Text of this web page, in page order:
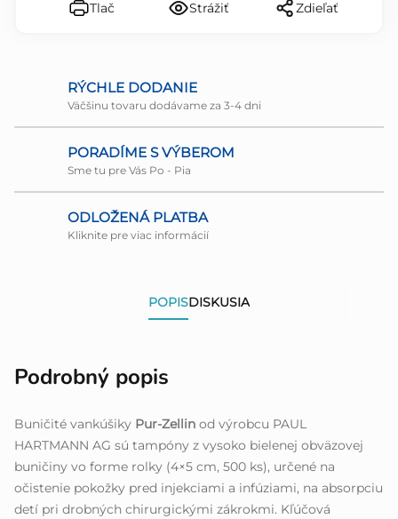
Tlač
Strážiť Zdieľať
RÝCHLE DODANIE
Väčšinu tovaru dodávame za 3-4 dni
PORADÍME S VÝBEROM
Sme tu pre Vás Po - Pia
ODLOŽENÁ PLATBA
Kliknite pre viac informácií
POPISDISKUSIA
Podrobný popis
Buničité vankúšiky Pur-Zellin od výrobcu PAUL
HARTMANN AG sú tampóny z vysoko bielenej obväzovej
buničiny vo forme rolky (4×5 cm, 500 ks), určené na
očistenie pokožky pred injekciami a infúziami, na absorpciu
detí pri drobných chirurgickými zákrokmi. Kľúčová